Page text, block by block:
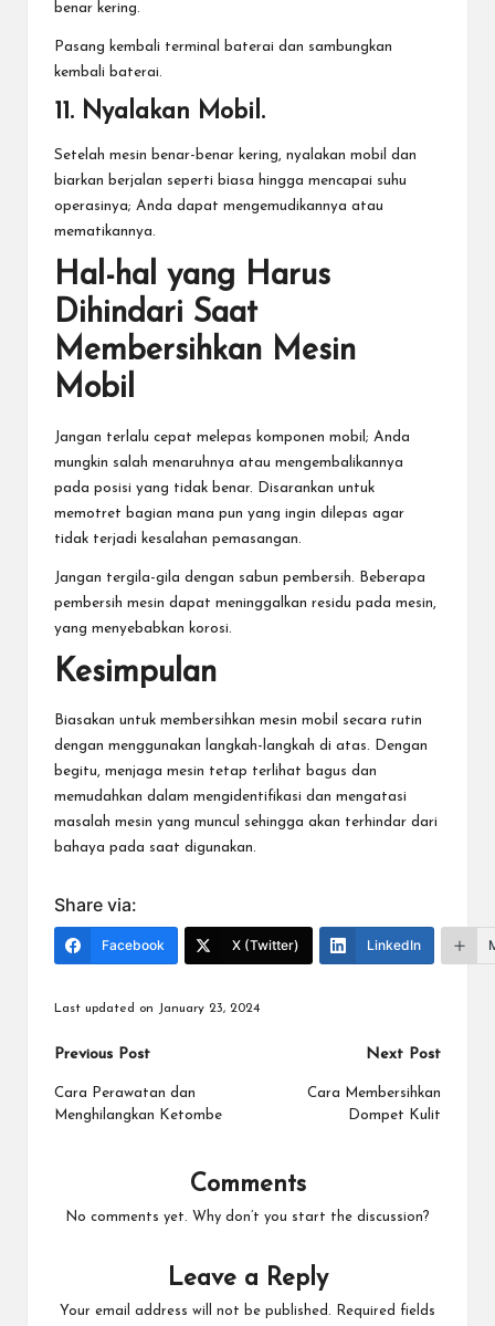
benar kering.
Pasang kembali terminal baterai dan sambungkan
kembali baterai.
11. Nyalakan Mobil.
Setelah mesin benar-benar kering, nyalakan mobil dan
biarkan berjalan seperti biasa hingga mencapai suhu
operasinya; Anda dapat mengemudikannya atau
mematikannya.
Hal-hal yang Harus
Dihindari Saat
Membersihkan Mesin
Mobil
Jangan terlalu cepat melepas komponen mobil; Anda
mungkin salah menaruhnya atau mengembalikannya
pada posisi yang tidak benar. Disarankan untuk
memotret bagian mana pun yang ingin dilepas agar
tidak terjadi kesalahan pemasangan.
Jangan tergila-gila dengan sabun pembersih. Beberapa
pembersih mesin dapat meninggalkan residu pada mesin,
yang menyebabkan korosi.
Kesimpulan
Biasakan untuk membersihkan mesin mobil secara rutin
dengan menggunakan langkah-langkah di atas. Dengan
begitu, menjaga mesin tetap terlihat bagus dan
memudahkan dalam mengidentifikasi dan mengatasi
masalah mesin yang muncul sehingga akan terhindar dari
bahaya pada saat digunakan.
Share via:
Facebook X (Twitter) LinkedIn
Last updated on January 23, 2024
Post
navigation
Previous Post
Cara Perawatan dan
Menghilangkan Ketombe
Next Post
Cara Membersihkan
Dompet Kulit
Comments
No comments yet. Why don’t you start the discussion?
Leave a Reply
Your email address will not be published.
Required fields